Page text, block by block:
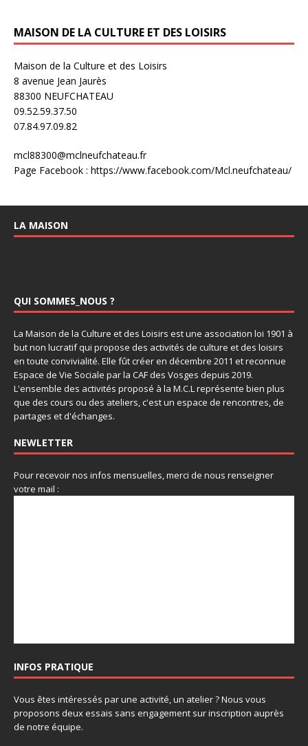
MAISON DE LA CULTURE ET DES LOISIRS
Maison de la Culture et des Loisirs
8 avenue Jean Jaurès
88300 NEUFCHATEAU
09.52.59.37.50
07.84.97.09.82
mcl88300@mclneufchateau.fr
Page Facebook : https://www.facebook.com/Mcl.neufchateau/
LA MAISON
QUI SOMMES_NOUS ?
La Maison de la Culture et des Loisirs est une association loi 1901 à
but non lucratif qui propose des activités de culture et des loisirs
en toute convivialité. Elle fût créer en décembre 2011 et reconnue
Espace de Vie Sociale par la CAF des Vosges depuis 2019.
L'ensemble des activités proposé à la M.C.L représente bien plus
que des cours ou des ateliers, c'est un espace de rencontres, de
partages et d'échanges.
NEWLETTER
Pour recevoir nos infos mensuelles, merci de nous renseigner
votre mail :
INFOS PRATIQUE
Vous êtes intéressés par une activité, un atelier ? Nous vous
proposons deux essais sans engagement sur inscription auprès
de notre équipe.